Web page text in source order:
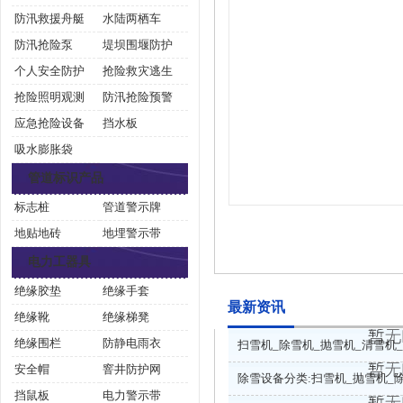
防汛救援舟艇
水陆两栖车
防汛抢险泵
堤坝围堰防护
个人安全防护
抢险救灾逃生
抢险照明观测
防汛抢险预警
应急抢险设备
挡水板
吸水膨胀袋
管道标识产品
标志桩
管道警示牌
地贴地砖
地埋警示带
电力工器具
绝缘胶垫
绝缘手套
绝缘靴
绝缘梯凳
绝缘围栏
防静电雨衣
安全帽
窨井防护网
挡鼠板
电力警示带
最新资讯
扫雪机_除雪机_抛雪机_清雪机
除雪设备分类:扫雪机_抛雪机_